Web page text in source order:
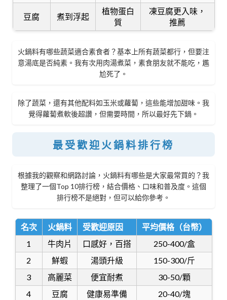
豆腐 煮到浮起
植物蛋白
質
凍豆腐更入味，
推薦
火鍋料有哪些蔬菜適合素食者？基本上所有蔬菜都行，但要注
意湯底是否純素。我有次用肉湯煮菜，素食朋友就不能吃，尷
尬死了。
除了蔬菜，還有其他配料如玉米或蘿蔔，這些能增加甜味。我
覺得蘿蔔煮軟後超讚，但需要時間，所以最好先下鍋。
最受歡迎火鍋料排行榜
根據我的觀察和網路討論，火鍋料有哪些是大家最常買的？我
整理了一個Top 10排行榜，結合價格、口味和普及度。這個
排行榜不是絕對，但可以給你參考。
名次 火鍋料 受歡迎原因
平均價格（台幣）
1
牛肉片 口感好，百搭
250-400/盒
2
鮮蝦 湯頭升級
150-300/斤
3
高麗菜 便宜耐煮
30-50/顆
4
豆腐 健康易準備
20-40/塊